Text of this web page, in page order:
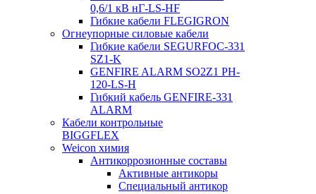
0,6/1 кВ нГ-LS-HF
Гибкие кабели FLEGIGRON
Огнеупорные силовые кабели
Гибкие кабели SEGURFOC-331
SZ1-K
GENFIRE ALARM SO2Z1 PH-
120-LS-H
Гибкий кабель GENFIRE-331
ALARM
Кабели контрольные
BIGGFLEX
Weicon химия
Антикоррозионные составы
Активные антикоры
Специальный антикор